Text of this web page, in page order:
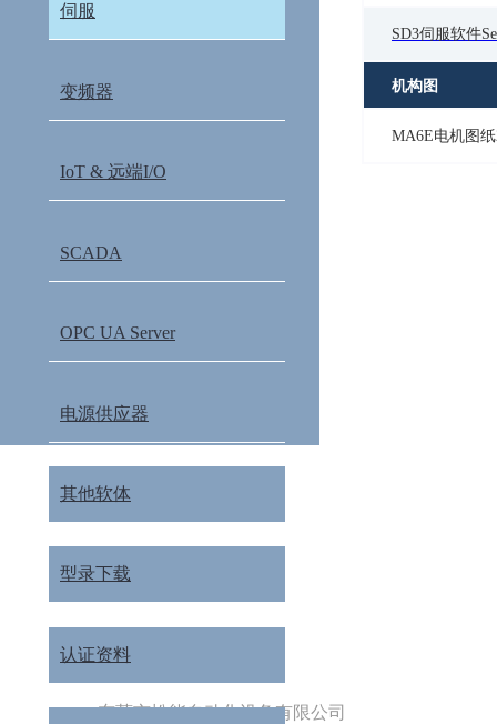
伺服
变频器
IoT & 远端I/O
SCADA
OPC UA Server
电源供应器
其他软体
型录下载
认证资料
SD3伺服软件
机构图
MA6E电机图
东莞市松能自动化设备有限公司